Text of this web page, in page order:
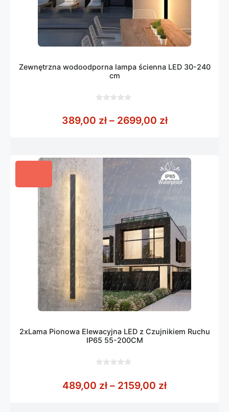
Zewnętrzna wodoodporna lampa ścienna LED 30-240
cm
5
389,00 zł – 2699,00 złZakres cen:
2xLama Pionowa Elewacyjna LED z Czujnikiem Ruchu
IP65 55-200CM
5
489,00 zł – 2159,00 złZakres cen: